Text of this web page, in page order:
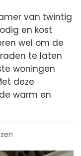
van twintig
en kost
wel om de
te laten
woningen
deze
warm en